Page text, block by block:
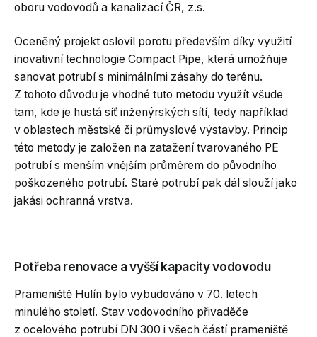
oboru vodovodů a kanalizací ČR, z.s.
Oceněný projekt oslovil porotu především díky využití
inovativní technologie Compact Pipe, která umožňuje
sanovat potrubí s minimálními zásahy do terénu.
Z tohoto důvodu je vhodné tuto metodu využít všude
tam, kde je hustá síť inženýrských sítí, tedy například
v oblastech městské či průmyslové výstavby. Princip
této metody je založen na zatažení tvarovaného PE
potrubí s menším vnějším průměrem do původního
poškozeného potrubí. Staré potrubí pak dál slouží jako
jakási ochranná vrstva.
Potřeba renovace a vyšší kapacity vodovodu
Prameniště Hulín bylo vybudováno v 70. letech
minulého století. Stav vodovodního přivaděče
z ocelového potrubí DN 300 i všech částí prameniště